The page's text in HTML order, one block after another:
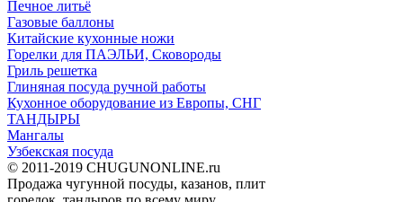
Печное литьё
Газовые баллоны
Китайские кухонные ножи
Горелки для ПАЭЛЬИ, Сковороды
Гриль решетка
Глиняная посуда ручной работы
Кухонное оборудование из Европы, СНГ
ТАНДЫРЫ
Мангалы
Узбекская посуда
© 2011-2019 CHUGUNONLINE.ru
Продажа чугунной посуды, казанов, плит